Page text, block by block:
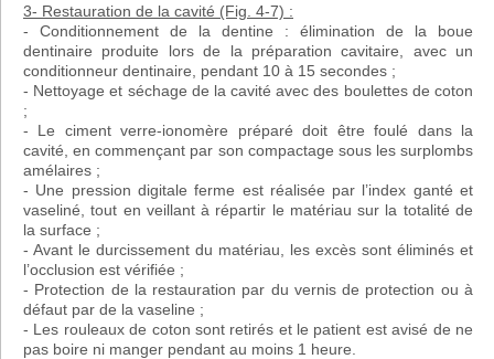
3- Restauration de la cavité (Fig. 4-7) :
- Conditionnement de la dentine : élimination de la boue
dentinaire produite lors de la préparation cavitaire, avec un
conditionneur dentinaire, pendant 10 à 15 secondes ;
- Nettoyage et séchage de la cavité avec des boulettes de coton
;
- Le ciment verre-ionomère préparé doit être foulé dans la
cavité, en commençant par son compactage sous les surplombs
amélaires ;
- Une pression digitale ferme est réalisée par l’index ganté et
vaseliné, tout en veillant à répartir le matériau sur la totalité de
la surface ;
- Avant le durcissement du matériau, les excès sont éliminés et
l’occlusion est vérifiée ;
- Protection de la restauration par du vernis de protection ou à
défaut par de la vaseline ;
- Les rouleaux de coton sont retirés et le patient est avisé de ne
pas boire ni manger pendant au moins 1 heure.